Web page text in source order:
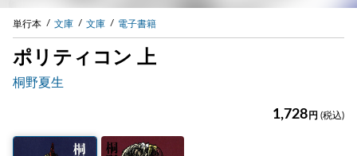
単行本 文庫 文庫 電子書籍
ポリティコン 上
桐野夏生
1,728 円 (税込)